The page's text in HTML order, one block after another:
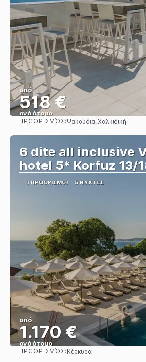
από
518 €
ανά άτομο
Βλέπω
ΠΡΟΟΡΙΣΜΌΣ: Ψακούδια, Χαλκιδική
6 dite all inclusive
hotel 5* Korfuz 13/
1 ΠΡΟΟΡΙΣΜΟΊ 5 ΝΎΧΤΕΣ
από
1.170 €
ανά άτομο
ΠΡΟΟΡΙΣΜΌΣ: Κέρκυρα